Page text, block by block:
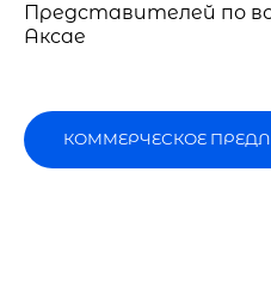
Представителей по
Аксае
КОММЕРЧЕСКОЕ